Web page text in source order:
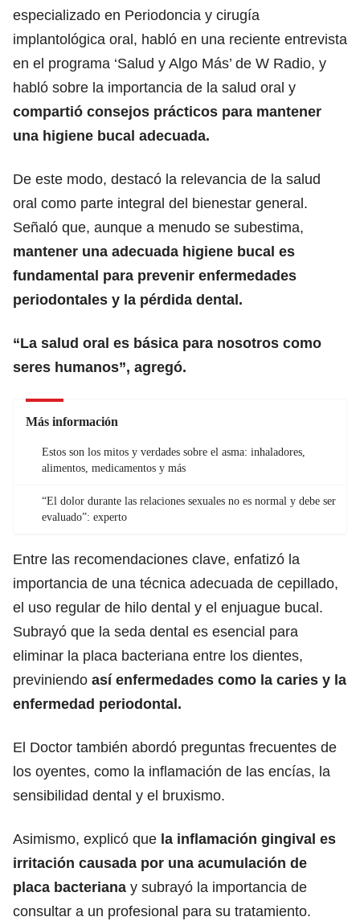
especializado en Periodoncia y cirugía
implantológica oral, habló en una reciente entrevista
en el programa ‘Salud y Algo Más’ de W Radio, y
habló sobre la importancia de la salud oral y
compartió consejos prácticos para mantener
una higiene bucal adecuada.
De este modo, destacó la relevancia de la salud
oral como parte integral del bienestar general.
Señaló que, aunque a menudo se subestima,
mantener una adecuada higiene bucal es
fundamental para prevenir enfermedades
periodontales y la pérdida dental.
“La salud oral es básica para nosotros como
seres humanos”, agregó.
Más información
Estos son los mitos y verdades sobre el asma: inhaladores,
alimentos, medicamentos y más
“El dolor durante las relaciones sexuales no es normal y debe ser
evaluado”: experto
Entre las recomendaciones clave, enfatizó la
importancia de una técnica adecuada de cepillado,
el uso regular de hilo dental y el enjuague bucal.
Subrayó que la seda dental es esencial para
eliminar la placa bacteriana entre los dientes,
previniendo así enfermedades como la caries y la
enfermedad periodontal.
El Doctor también abordó preguntas frecuentes de
los oyentes, como la inflamación de las encías, la
sensibilidad dental y el bruxismo.
Asimismo, explicó que la inflamación gingival es
irritación causada por una acumulación de
placa bacteriana y subrayó la importancia de
consultar a un profesional para su tratamiento.